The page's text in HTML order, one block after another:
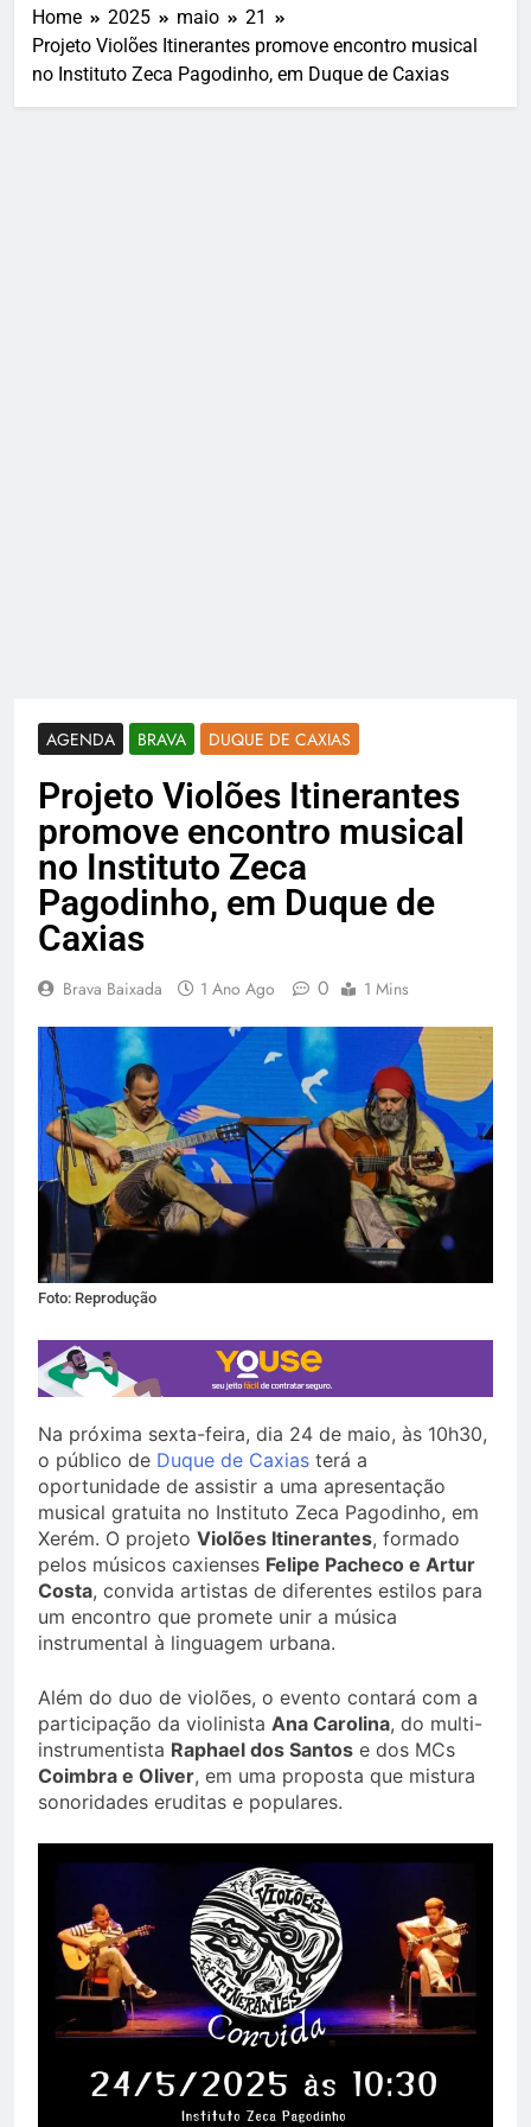
Home 2025 maio
21
Projeto Violões Itinerantes promove encontro musical
no Instituto Zeca Pagodinho, em Duque de Caxias
AGENDA BRAVA DUQUE DE CAXIAS
Projeto Violões Itinerantes
promove encontro musical
no Instituto Zeca
Pagodinho, em Duque de
Caxias
Brava Baixada 1 Ano Ago 0 1 Mins
Foto: Reprodução
Na próxima sexta-feira, dia 24 de maio, às 10h30,
o público de Duque de Caxias terá a
oportunidade de assistir a uma apresentação
musical gratuita no Instituto Zeca Pagodinho, em
Xerém. O projeto Violões Itinerantes, formado
pelos músicos caxienses Felipe Pacheco e Artur
Costa, convida artistas de diferentes estilos para
um encontro que promete unir a música
instrumental à linguagem urbana.
Além do duo de violões, o evento contará com a
participação da violinista Ana Carolina, do multi-
instrumentista Raphael dos Santos e dos MCs
Coimbra e Oliver, em uma proposta que mistura
sonoridades eruditas e populares.